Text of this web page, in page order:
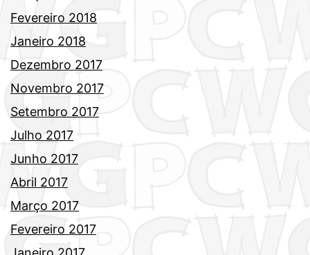
Fevereiro 2018
Janeiro 2018
Dezembro 2017
Novembro 2017
Setembro 2017
Julho 2017
Junho 2017
Abril 2017
Março 2017
Fevereiro 2017